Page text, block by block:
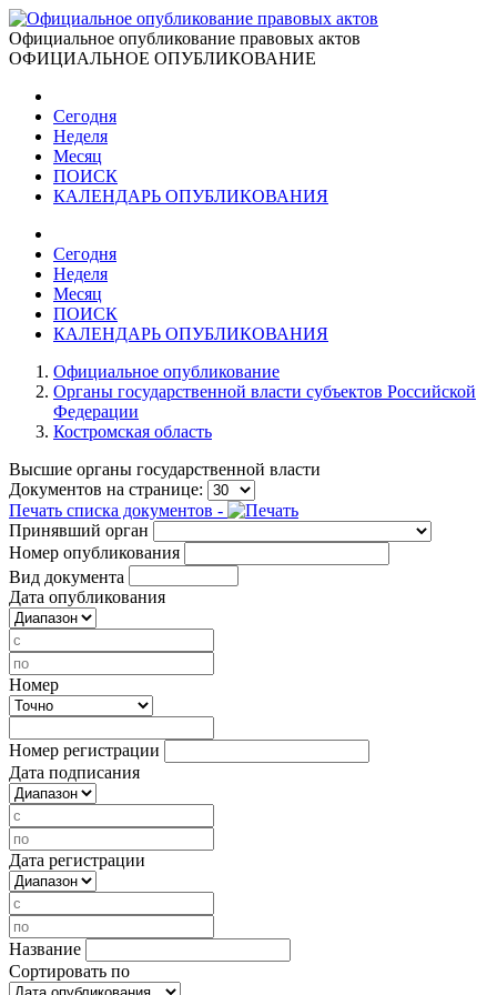
Официальное опубликование правовых актов
ОФИЦИАЛЬНОЕ ОПУБЛИКОВАНИЕ
Сегодня
Неделя
Месяц
ПОИСК
КАЛЕНДАРЬ ОПУБЛИКОВАНИЯ
Сегодня
Неделя
Месяц
ПОИСК
КАЛЕНДАРЬ ОПУБЛИКОВАНИЯ
Официальное опубликование
Органы государственной власти субъектов Российской
Федерации
Костромская область
Высшие органы государственной власти
Документов на странице:
Печать списка документов -
Принявший орган
Номер опубликования
Вид документа
Дата опубликования
Номер
Номер регистрации
Дата подписания
Дата регистрации
Название
Сортировать по